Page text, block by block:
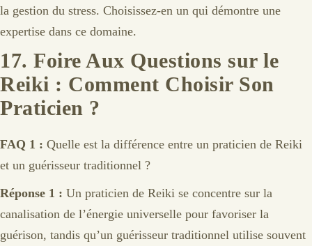
la gestion du stress. Choisissez-en un qui démontre une
expertise dans ce domaine.
17. Foire Aux Questions sur le
Reiki : Comment Choisir Son
Praticien ?
FAQ 1 : Quelle est la différence entre un praticien de Reiki
et un guérisseur traditionnel ?
Réponse 1 : Un praticien de Reiki se concentre sur la
canalisation de l’énergie universelle pour favoriser la
guérison, tandis qu’un guérisseur traditionnel utilise souvent